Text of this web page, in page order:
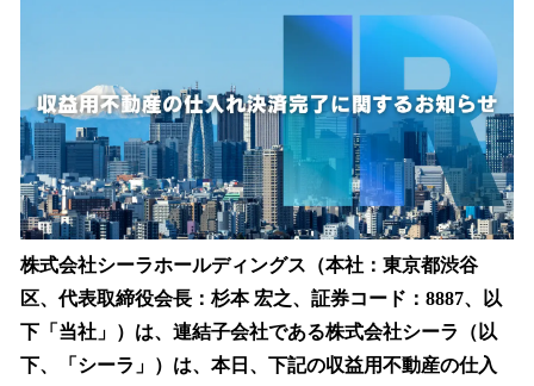
込
み
中
で
す
株式会社シーラホールディングス（本社：東京都渋谷
区、代表取締役会長：杉本 宏之、証券コード：8887、以
下「当社」）は、連結子会社である株式会社シーラ（以
下、「シーラ」）は、本日、下記の収益用不動産の仕入